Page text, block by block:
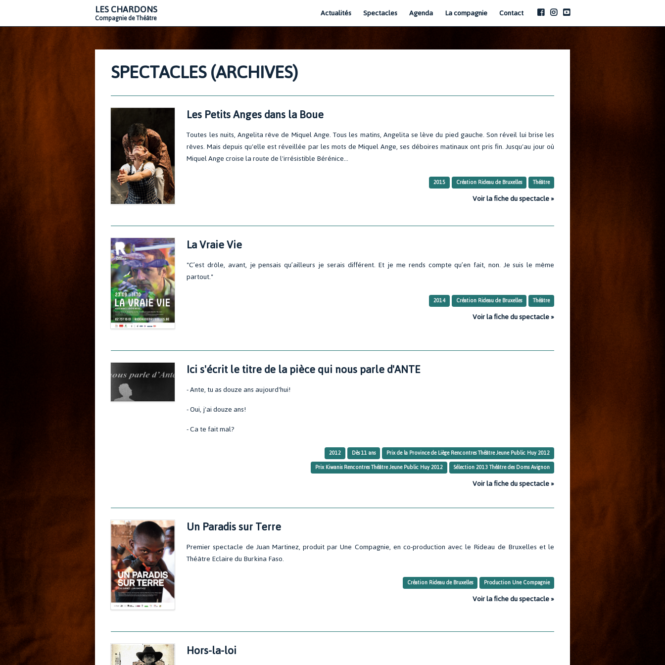
LES CHARDONS
Compagnie de Théâtre Actualités Spectacles Agenda La compagnie Contact
SPECTACLES (ARCHIVES)
Les Petits Anges dans la Boue
Toutes les nuits, Angelita rêve de Miquel Ange. Tous les matins, Angelita se lève du pied gauche. Son réveil lui brise les
rêves. Mais depuis qu'elle est réveillée par les mots de Miquel Ange, ses déboires matinaux ont pris fin. Jusqu'au jour où
Miquel Ange croise la route de l'irrésistible Bérénice...
2015 Création Rideau de Bruxelles Théâtre
Voir la fiche du spectacle »
La Vraie Vie
"C’est drôle, avant, je pensais qu’ailleurs je serais différent. Et je me rends compte qu’en fait, non. Je suis le même
partout."
2014 Création Rideau de Bruxelles Théâtre
Voir la fiche du spectacle »
Ici s'écrit le titre de la pièce qui nous parle d'ANTE
- Ante, tu as douze ans aujourd'hui!
- Oui, j'ai douze ans!
- Ca te fait mal?
2012 Dès 11 ans
Prix de la Province de Liège Rencontres Théâtre Jeune Public Huy 2012
Prix Kiwanis Rencontres Théâtre Jeune Public Huy 2012
Sélection 2013 Théâtre des Doms Avignon
Voir la fiche du spectacle »
Un Paradis sur Terre
Premier spectacle de Juan Martinez, produit par Une Compagnie, en co-production avec le Rideau de Bruxelles et le
Théâtre Eclaire du Burkina Faso.
Création Rideau de Bruxelles Production Une Compagnie
Voir la fiche du spectacle »
Hors-la-loi